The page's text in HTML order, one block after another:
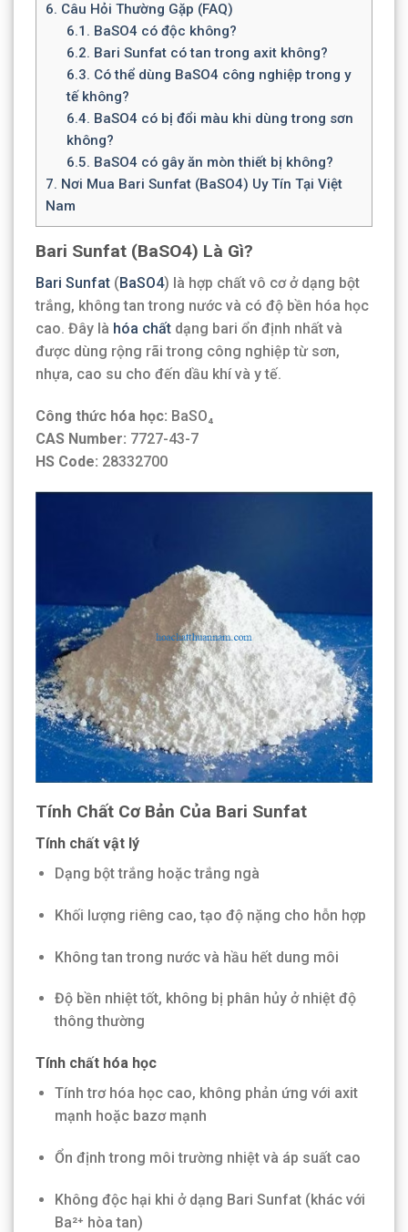
6. Câu Hỏi Thường Gặp (FAQ)
6.1. BaSO4 có độc không?
6.2. Bari Sunfat có tan trong axit không?
6.3. Có thể dùng BaSO4 công nghiệp trong y
tế không?
6.4. BaSO4 có bị đổi màu khi dùng trong sơn
không?
6.5. BaSO4 có gây ăn mòn thiết bị không?
7. Nơi Mua Bari Sunfat (BaSO4) Uy Tín Tại Việt
Nam
Bari Sunfat (BaSO4) Là Gì?
Bari Sunfat (BaSO4) là hợp chất vô cơ ở dạng bột
trắng, không tan trong nước và có độ bền hóa học
cao. Đây là hóa chất dạng bari ổn định nhất và
được dùng rộng rãi trong công nghiệp từ sơn,
nhựa, cao su cho đến dầu khí và y tế.
Công thức hóa học: BaSO₄
CAS Number: 7727-43-7
HS Code: 28332700
Tính Chất Cơ Bản Của Bari Sunfat
Tính chất vật lý
Dạng bột trắng hoặc trắng ngà
Khối lượng riêng cao, tạo độ nặng cho hỗn hợp
Không tan trong nước và hầu hết dung môi
Độ bền nhiệt tốt, không bị phân hủy ở nhiệt độ
thông thường
Tính chất hóa học
Tính trơ hóa học cao, không phản ứng với axit
mạnh hoặc bazơ mạnh
Ổn định trong môi trường nhiệt và áp suất cao
Không độc hại khi ở dạng Bari Sunfat (khác với
Ba²⁺ hòa tan)